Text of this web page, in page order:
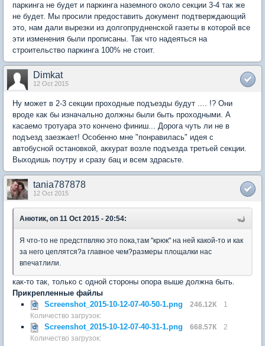
паркинга не будет и паркинга наземного около секции 3-4 так же
не будет. Мы просили предоставить документ подтверждающий
это, нам дали вырезки из долгопрудненской газеты в которой все
эти изменения были прописаны. Так что надеяться на
строительство паркинга 100% не стоит.
Dimkat
12 Oct 2015
Ну может в 2-3 секции проходные подъезды будут .... !? Они
вроде как бы изначально должны были быть проходными. А
касаемо тротуара это кончено финиш... Дорога чуть ли не в
подъезд заезжает! Особенно мне "понравилась" идея с
автобусной остановкой, аккурат возле подъезда третьей секции.
Выходишь поутру и сразу бац и всем здрасьте.
tania787878
12 Oct 2015
Анютик, on 11 Oct 2015 - 20:54:
Я что-то не предстпвляю это пока,там "крюк" на ней какой-то и как
за него цеплятся?а главное чем?размеры площалки нас
впечатлили.
как-то так, только с одной стороны опора выше должна быть.
Прикрепленные файлы
Screenshot_2015-10-12-07-40-50-1.png
246.12К
1
Количество загрузок:
Screenshot_2015-10-12-07-40-31-1.png 668.57К
2
Количество загрузок: